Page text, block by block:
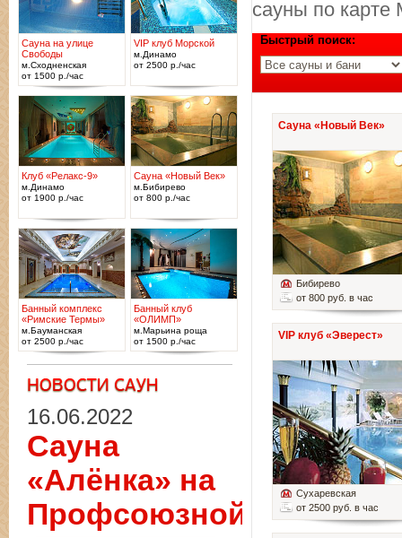
сауны по
Быстрый поиск:
Сауна «Новый Век»
Бибирево
от 800 руб. в час
VIP клуб «Эверест»
Сухаревская
от 2500 руб. в час
Сауна на улице
Свободы
м.Сходненская
от 1500 р./час
VIP клуб Морской
м.Динамо
от 2500 р./час
Клуб «Релакс-9»
м.Динамо
от 1900 р./час
Сауна «Новый Век»
м.Бибирево
от 800 р./час
Банный комплекс
«Римские Термы»
м.Бауманская
от 2500 р./час
Банный клуб
«ОЛИМП»
м.Марьина роща
от 1500 р./час
16.06.2022
Сауна
«Алёнка» на
Профсоюзной